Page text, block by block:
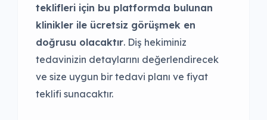
teklifleri için bu platformda bulunan
klinikler ile ücretsiz görüşmek en
doğrusu olacaktır. Diş hekiminiz
tedavinizin detaylarını değerlendirecek
ve size uygun bir tedavi planı ve fiyat
teklifi sunacaktır.